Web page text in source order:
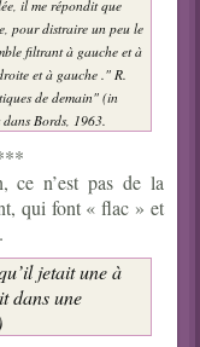
il me répondit que
pour distraire un peu le
filtrant à gauche et à
et à gauche ." R.
de demain" (in
dansBords, 1963.
ce n’est pas de la
qui font « flac » et
jetait une à
dans une